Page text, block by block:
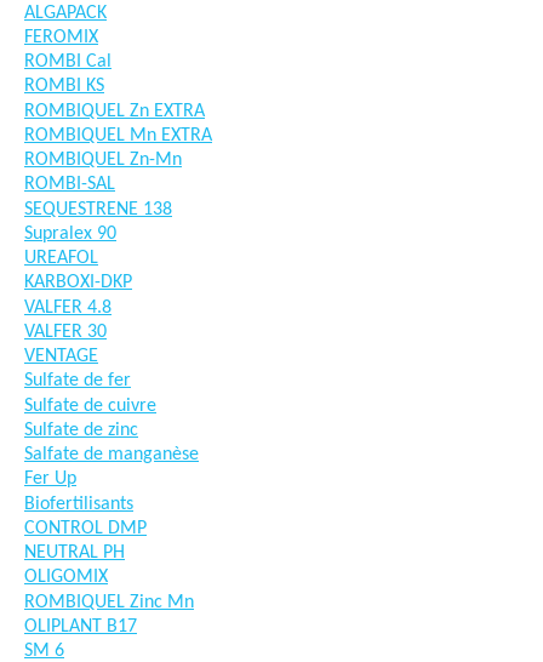
ALGAPACK
FEROMIX
ROMBI Cal
ROMBI KS
ROMBIQUEL Zn EXTRA
ROMBIQUEL Mn EXTRA
ROMBIQUEL Zn-Mn
ROMBI-SAL
SEQUESTRENE 138
Supralex 90
UREAFOL
KARBOXI-DKP
VALFER 4.8
VALFER 30
VENTAGE
Sulfate de fer
Sulfate de cuivre
Sulfate de zinc
Salfate de manganèse
Fer Up
Biofertilisants
CONTROL DMP
NEUTRAL PH
OLIGOMIX
ROMBIQUEL Zinc Mn
OLIPLANT B17
SM 6